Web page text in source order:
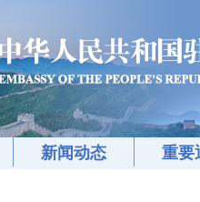
新闻动态 重要